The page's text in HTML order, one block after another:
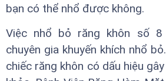
bạn có thể nhổ được không.
Việc nhổ bỏ răng khôn số
chuyên gia khuyến khích nhổ
chiếc răng khôn có dấu hiệu